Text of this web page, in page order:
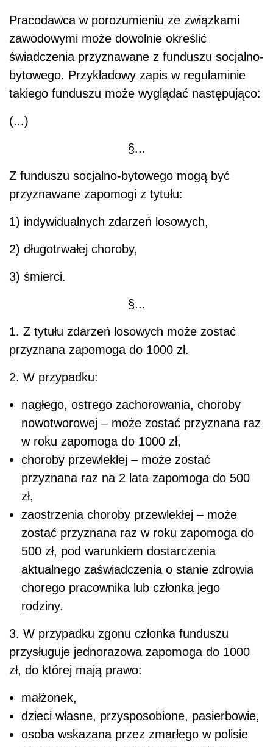
Pracodawca w porozumieniu ze związkami
zawodowymi może dowolnie określić
świadczenia przyznawane z funduszu socjalno-
bytowego. Przykładowy zapis w regulaminie
takiego funduszu może wyglądać następująco:
(...)
§...
Z funduszu socjalno-bytowego mogą być
przyznawane zapomogi z tytułu:
1) indywidualnych zdarzeń losowych,
2) długotrwałej choroby,
3) śmierci.
§...
1. Z tytułu zdarzeń losowych może zostać
przyznana zapomoga do 1000 zł.
2. W przypadku:
nagłego, ostrego zachorowania, choroby
nowotworowej – może zostać przyznana raz
w roku zapomoga do 1000 zł,
choroby przewlekłej – może zostać
przyznana raz na 2 lata zapomoga do 500
zł,
zaostrzenia choroby przewlekłej – może
zostać przyznana raz w roku zapomoga do
500 zł, pod warunkiem dostarczenia
aktualnego zaświadczenia o stanie zdrowia
chorego pracownika lub członka jego
rodziny.
3. W przypadku zgonu członka funduszu
przysługuje jednorazowa zapomoga do 1000
zł, do której mają prawo:
małżonek,
dzieci własne, przysposobione, pasierbowie,
osoba wskazana przez zmarłego w polisie